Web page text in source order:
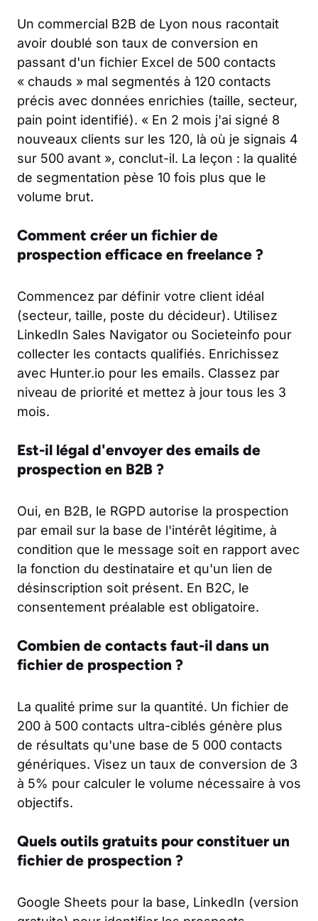
Un commercial B2B de Lyon nous racontait
avoir doublé son taux de conversion en
passant d'un fichier Excel de 500 contacts
« chauds » mal segmentés à 120 contacts
précis avec données enrichies (taille, secteur,
pain point identifié). « En 2 mois j'ai signé 8
nouveaux clients sur les 120, là où je signais 4
sur 500 avant », conclut-il. La leçon : la qualité
de segmentation pèse 10 fois plus que le
volume brut.
Comment créer un fichier de
prospection efficace en freelance ?
Commencez par définir votre client idéal
(secteur, taille, poste du décideur). Utilisez
LinkedIn Sales Navigator ou Societeinfo pour
collecter les contacts qualifiés. Enrichissez
avec Hunter.io pour les emails. Classez par
niveau de priorité et mettez à jour tous les 3
mois.
Est-il légal d'envoyer des emails de
prospection en B2B ?
Oui, en B2B, le RGPD autorise la prospection
par email sur la base de l'intérêt légitime, à
condition que le message soit en rapport avec
la fonction du destinataire et qu'un lien de
désinscription soit présent. En B2C, le
consentement préalable est obligatoire.
Combien de contacts faut-il dans un
fichier de prospection ?
La qualité prime sur la quantité. Un fichier de
200 à 500 contacts ultra-ciblés génère plus
de résultats qu'une base de 5 000 contacts
génériques. Visez un taux de conversion de 3
à 5% pour calculer le volume nécessaire à vos
objectifs.
Quels outils gratuits pour constituer un
fichier de prospection ?
Google Sheets pour la base, LinkedIn (version